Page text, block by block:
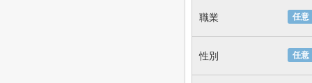
任意
職業
任意
性別